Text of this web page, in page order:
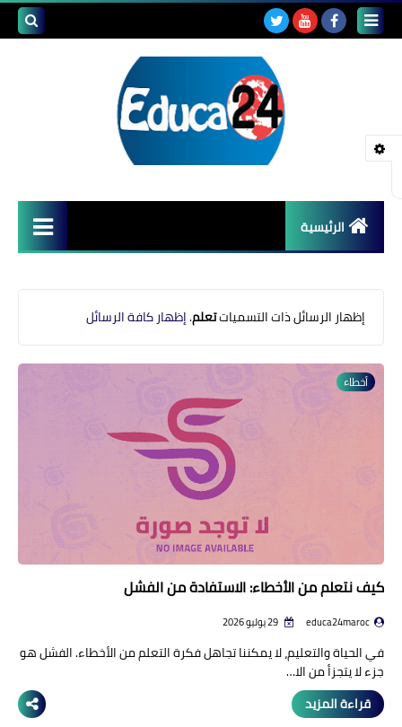
الرئيسية
قضايا تربوية
منوعات إخبارية
مواضيع تربوية
وثائق تربوية
الشؤون الاجتماعية لأسرة
التعليم
‏إظهار الرسائل ذات التسمياتتعلم.إظهار كافة الرسائل
أخطاء
كيف نتعلم من الأخطاء: الاستفادة من الفشل
educa24maroc
في الحياة والتعليم، لا يمكننا تجاهل فكرة التعلم من الأخطاء. الفشل هو
جزء لا يتجزأ من الا…
قراءة المزيد